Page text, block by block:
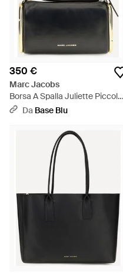
350 €
Marc Jacobs
Borsa A Spalla Juliette Piccola
- Nero
Da Base Blu